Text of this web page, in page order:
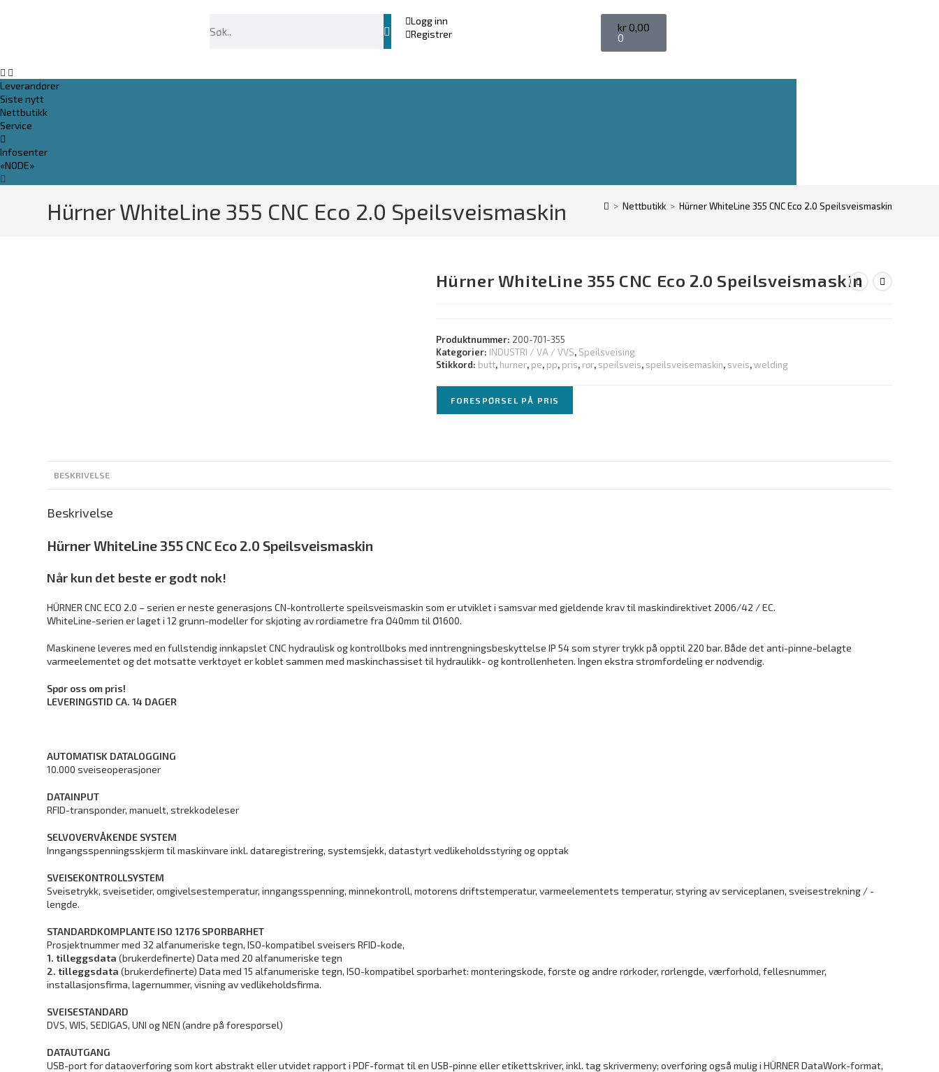
Logg inn
Registrer
kr0,00
0
Leverandører
Siste nytt
Nettbutikk
Service
Infosenter
«NODE»
Hürner WhiteLine 355 CNC Eco 2.0 Speilsveismaskin > Nettbutikk > Hürner WhiteLine 355 CNC Eco 2.0 Speilsveismaskin
Hürner WhiteLine 355 CNC Eco 2.0 Speilsveismaskin
Produktnummer: 200-701-355
Kategorier: INDUSTRI / VA / VVS, Speilsveising
Stikkord: butt, hurner, pe, pp, pris, rør, speilsveis, speilsveisemaskin, sveis,welding
FORESPØRSEL PÅ PRIS
BESKRIVELSE
Beskrivelse
Hürner WhiteLine 355 CNC Eco 2.0 Speilsveismaskin
Når kun det beste er godt nok!
HÜRNER CNC ECO 2.0 – serien er neste generasjons CN-kontrollerte speilsveismaskin som er utviklet i samsvar med gjeldende krav til maskindirektivet 2006/42 / EC.
WhiteLine-serien er laget i 12 grunn-modeller for skjøting av rørdiametre fra Ø40mm til Ø1600.
Maskinene leveres med en fullstendig innkapslet CNC hydraulisk og kontrollboks med inntrengningsbeskyttelse IP 54 som styrer trykk på opptil 220 bar. Både det anti-pinne-belagte
varmeelementet og det motsatte verktøyet er koblet sammen med maskinchassiset til hydraulikk- og kontrollenheten. Ingen ekstra strømfordeling er nødvendig.
Spør oss om pris!
LEVERINGSTID CA. 14 DAGER
AUTOMATISK DATALOGGING
10.000 sveiseoperasjoner
DATAINPUT
RFID-transponder, manuelt, strekkodeleser
SELVOVERVÅKENDE SYSTEM
Inngangsspenningsskjerm til maskinvare inkl. dataregistrering, systemsjekk, datastyrt vedlikeholdsstyring og opptak
SVEISEKONTROLLSYSTEM
Sveisetrykk, sveisetider, omgivelsestemperatur, inngangsspenning, minnekontroll, motorens driftstemperatur, varmeelementets temperatur, styring av serviceplanen, sveisestrekning / -
lengde.
STANDARDKOMPLANTE ISO 12176 SPORBARHET
Prosjektnummer med 32 alfanumeriske tegn, ISO-kompatibel sveisers RFID-kode,
1. tilleggsdata (brukerdefinerte) Data med 20 alfanumeriske tegn
2. tilleggsdata (brukerdefinerte) Data med 15 alfanumeriske tegn, ISO-kompatibel sporbarhet: monteringskode, første og andre rørkoder, rørlengde, værforhold, fellesnummer,
installasjonsfirma, lagernummer, visning av vedlikeholdsfirma.
SVEISESTANDARD
DVS, WIS, SEDIGAS, UNI og NEN (andre på forespørsel)
DATAUTGANG
USB-port for dataoverføring som kort abstrakt eller utvidet rapport i PDF-format til en USB-pinne eller etikettskriver, inkl. tag skrivermeny; overføring også mulig i HÜRNER DataWork-format,